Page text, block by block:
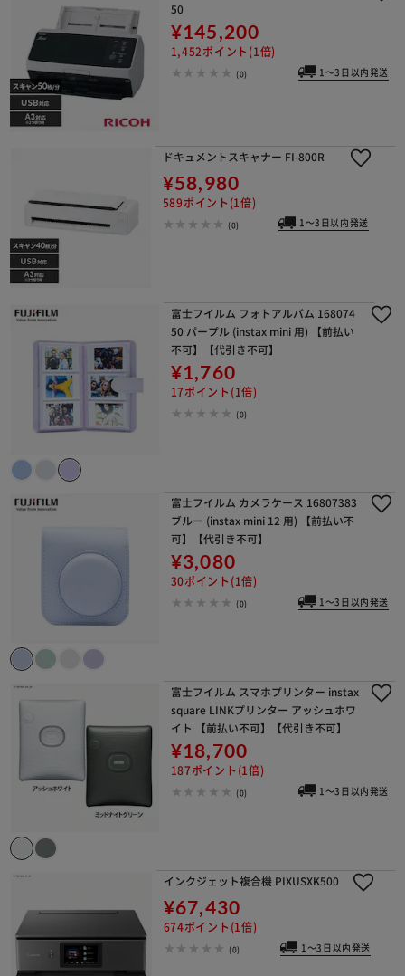
50
¥145,200
1,452ポイント(1倍)
(0) 1～3日以内発送
ドキュメントスキャナー FI-800R
¥58,980
589ポイント(1倍)
(0) 1～3日以内発送
富士フイルム フォトアルバム 168074
50 パープル (instax mini 用) 【前払い
不可】【代引き不可】
¥1,760
17ポイント(1倍)
(0)
富士フイルム カメラケース 16807383
ブルー (instax mini 12 用) 【前払い不
可】【代引き不可】
¥3,080
30ポイント(1倍)
(0) 1～3日以内発送
富士フイルム スマホプリンター instax
square LINKプリンター アッシュホワ
イト 【前払い不可】【代引き不可】
¥18,700
187ポイント(1倍)
(0) 1～3日以内発送
インクジェット複合機 PIXUSXK500
¥67,430
674ポイント(1倍)
(0) 1～3日以内発送